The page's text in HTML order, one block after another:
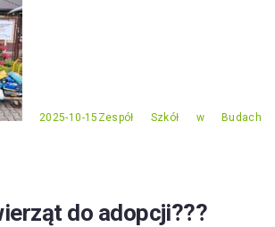
2025-10-15 Zespół Szkół w Budach
do adopcji???